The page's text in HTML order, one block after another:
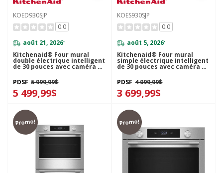
KOED930SJP
0.0
août 21, 2026*
Kitchenaid® Four mural
double électrique intelligent
de 30 pouces avec caméra de
cuisson intelligente - Fini
Genévrier KOED930SJP
PDSF 5 999,99$
5 499,99$
KOES930SJP
0.0
août 5, 2026*
Kitchenaid® Four mural
simple électrique intelligent
de 30 pouces avec caméra de
cuisson intelligente - Fini
Genévrier KOES930SJP
PDSF 4 099,99$
3 699,99$
Promo! Promo!